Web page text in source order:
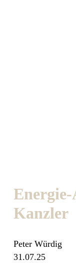
Kanzler
Peter Würdig
31.07.25